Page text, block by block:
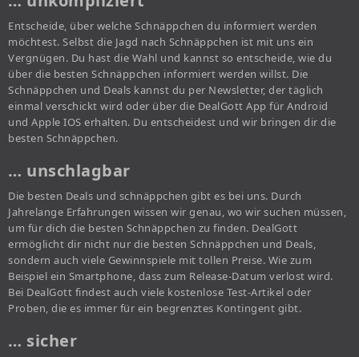
Entscheide, über welche Schnäppchen du informiert werden
möchtest. Selbst die Jagd nach Schnäppchen ist mit uns ein
Vergnügen. Du hast die Wahl und kannst so entscheide, wie du
über die besten Schnäppchen informiert werden willst. Die
Schnäppchen und Deals kannst du per Newsletter, der täglich
einmal verschickt wird oder über die DealGott App für Android
und Apple IOS erhalten. Du entscheidest und wir bringen dir die
besten Schnäppchen.
… unschlagbar
Die besten Deals und schnäppchen gibt es bei uns. Durch
Jahrelange Erfahrungen wissen wir genau, wo wir suchen müssen,
um für dich die besten Schnäppchen zu finden. DealGott
ermöglicht dir nicht nur die besten Schnäppchen und Deals,
sondern auch viele Gewinnspiele mit tollen Preise. Wie zum
Beispiel ein Smartphone, dass zum Release-Datum verlost wird.
Bei DealGott findest auch viele kostenlose Test-Artikel oder
Proben, die es immer für ein begrenztes Kontingent gibt.
… sicher